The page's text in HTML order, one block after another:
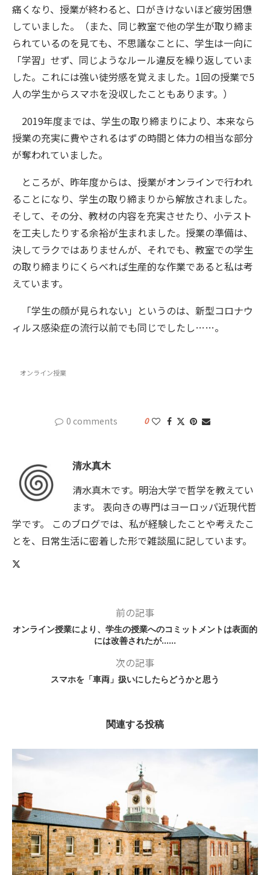
痛くなり、授業が終わると、口がきけないほど疲労困憊
していました。（また、同じ教室で他の学生が取り締ま
られているのを見ても、不思議なことに、学生は一向に
「学習」せず、同じようなルール違反を繰り返していま
した。これには強い徒労感を覚えました。1回の授業で5
人の学生からスマホを没収したこともあります。）
2019年度までは、学生の取り締まりにより、本来なら
授業の充実に費やされるはずの時間と体力の相当な部分
が奪われていました。
ところが、昨年度からは、授業がオンラインで行われ
ることになり、学生の取り締まりから解放されました。
そして、その分、教材の内容を充実させたり、小テスト
を工夫したりする余裕が生まれました。授業の準備は、
決してラクではありませんが、それでも、教室での学生
の取り締まりにくらべれば生産的な作業であると私は考
えています。
「学生の顔が見られない」というのは、新型コロナウ
ィルス感染症の流行以前でも同じでしたし……。
オンライン授業
0 comments 0
清水真木
清水真木です。明治大学で哲学を教えてい
ます。 表向きの専門はヨーロッパ近現代哲
学です。 このブログでは、私が経験したことや考えたこ
とを、日常生活に密着した形で雑談風に記しています。
前の記事
オンライン授業により、学生の授業へのコミットメントは表面的
には改善されたが……
次の記事
スマホを「車両」扱いにしたらどうかと思う
関連する投稿